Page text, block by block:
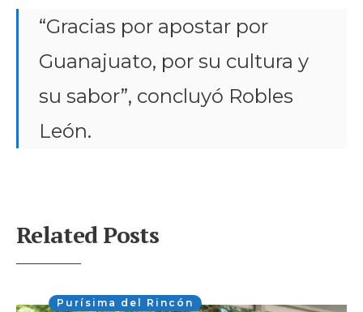
“Gracias por apostar por
Guanajuato, por su cultura y
su sabor”, concluyó Robles
León.
Related Posts
Purísima del Rincón